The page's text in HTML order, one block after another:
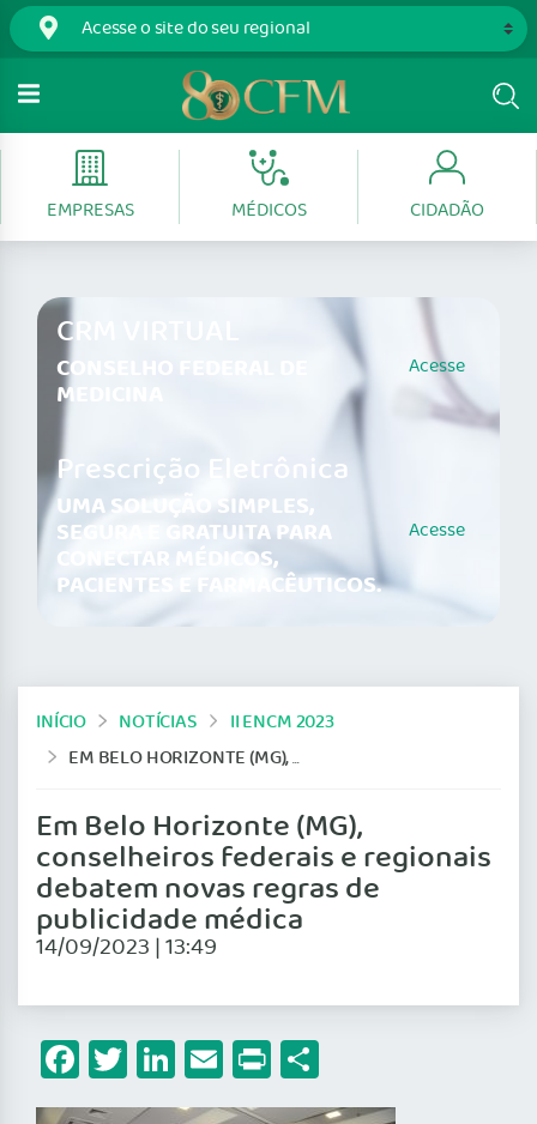
EMPRESAS MÉDICOS CIDADÃO
CRM VIRTUAL
CONSELHO FEDERAL DE
MEDICINA
Acesse
Prescrição Eletrônica
UMA SOLUÇÃO SIMPLES,
SEGURA E GRATUITA PARA
CONECTAR MÉDICOS,
PACIENTES E FARMACÊUTICOS.
Acesse
INÍCIO NOTÍCIAS
II ENCM 2023
EM BELO HORIZONTE (MG), CONSELHEIROS FEDERAIS E REGIONAIS DEBATEM NOVAS REGRAS DE PUBLICIDADE MÉDICA
Em Belo Horizonte (MG),
conselheiros federais e regionais
debatem novas regras de
publicidade médica
14/09/2023 | 13:49
Facebook
Twitter
LinkedIn
Email
Print